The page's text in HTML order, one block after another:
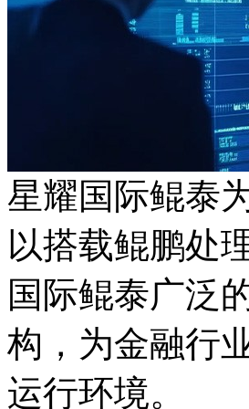
星耀国际鲲泰
以搭载鲲鹏处
国际鲲泰广泛
构，为金融行
运行环境。